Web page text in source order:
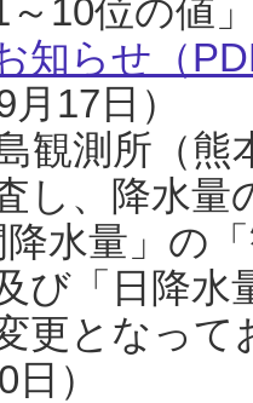
～10位の値
知らせ（
17日）
観測所（熊
し、降水
降水量」の
び「日降
更となっ
）